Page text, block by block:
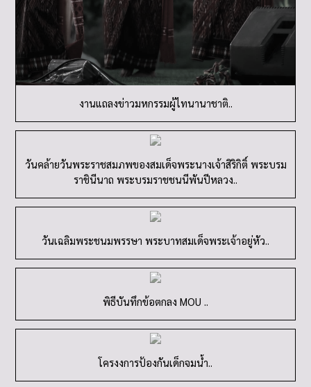
งานแถลงข่าวมหกรรมผู้ไทนานาชาติ..
วันคล้ายวันพระราชสมภพของสมเด็จพระนางเจ้าสิริกิติ์ พระบรม
ราชินีนาถ พระบรมราชชนนีพันปีหลวง..
วันเฉลิมพระชนมพรรษา พระบาทสมเด็จพระเจ้าอยู่หัว..
พิธีบันทึกข้อตกลง MOU ..
โครงงการป้องกันเด็กจมน้ำ..
อบรมเชิงปฏิบัติการประเมินคุณธรรมและความโปร่งใสในการดำเนิน
งานฯ IIT..